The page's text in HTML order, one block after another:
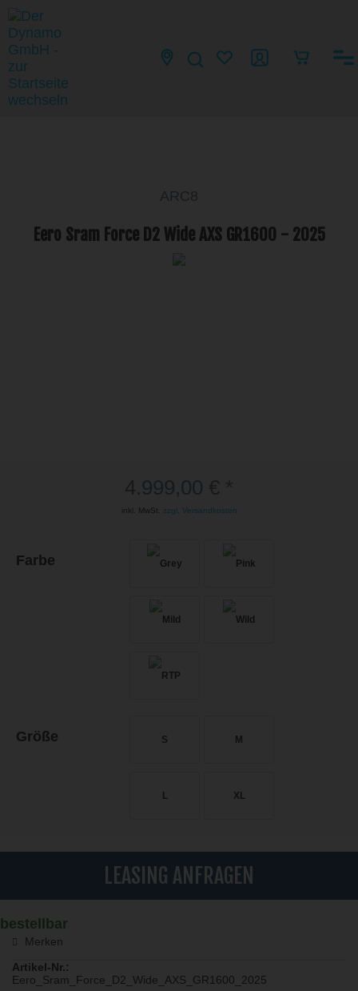
ARC8
Eero Sram Force D2 Wide AXS GR1600 - 2025
inkl. MwSt. zzgl. Versandkosten
Farbe
Größe S M
L XL
LEASING ANFRAGEN
bestellbar
Merken
Artikel-Nr.:
Eero_Sram_Force_D2_Wide_AXS_GR1600_2025